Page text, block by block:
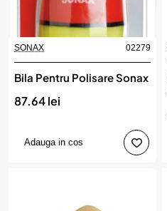
SONAX 02279
Bila Pentru Polisare Sonax
87.64 lei
Adauga in cos